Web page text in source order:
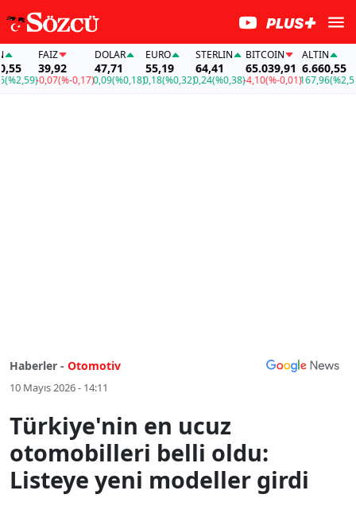
FAİZ
39,92
-0,07(%-0,17)
DOLAR
47,71
0,09(%0,18)
EURO
55,19
0,18(%0,32)
STERLIN
64,41
0,24(%0,38)
BITCOIN
65.039,91
-4,10(%-0,01)
ALTIN
6.660,55
167,96(%2,59)
FAİZ
-0,07
Haberler - Otomotiv
10 Mayıs 2026 - 14:11
Türkiye'nin en ucuz
otomobilleri belli oldu:
Listeye yeni modeller girdi